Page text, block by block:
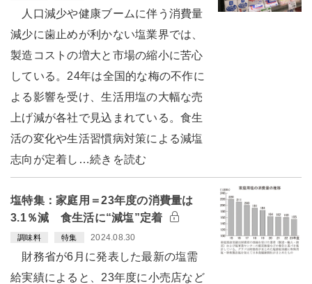
人口減少や健康ブームに伴う消費量
減少に歯止めが利かない塩業界では、
製造コストの増大と市場の縮小に苦心
している。24年は全国的な梅の不作に
よる影響を受け、生活用塩の大幅な売
上げ減が各社で見込まれている。食生
活の変化や生活習慣病対策による減塩
志向が定着し…続きを読む
塩特集：家庭用＝23年度の消費量は
3.1％減 食生活に“減塩”定着
調味料 特集 2024.08.30
財務省が6月に発表した最新の塩需
給実績によると、23年度に小売店など